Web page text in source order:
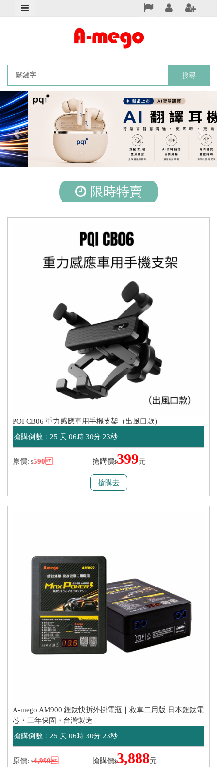
搜尋
Previous
限時特賣
PQI CB06 重力感應車用手機支架（出風口款）
搶購倒數： 25 天 06時 30分 23秒
原價: $590 搶購價$399元
搶購去
A-mego AM900 鋰鈦快拆外掛電瓶｜救車二用版 日本鋰鈦電
芯・三年保固・台灣製造
搶購倒數： 25 天 06時 30分 23秒
原價: $4,990 搶購價$3,888元